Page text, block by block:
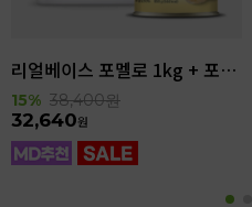
리얼베이스 포멜로 1kg + 포멜로쌕 850g SET
15% 38,400원
32,640원